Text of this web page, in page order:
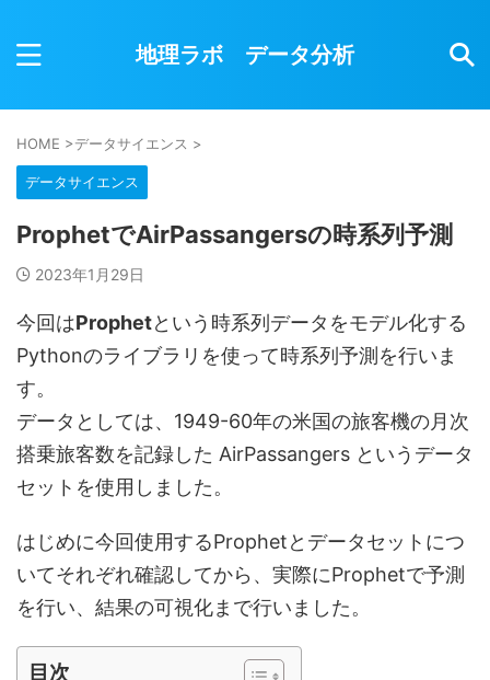
地理ラボ データ分析
HOME >データサイエンス >
データサイエンス
ProphetでAirPassangersの時系列予測
2023年1月29日
今回はProphetという時系列データをモデル化する
Pythonのライブラリを使って時系列予測を行いま
す。
データとしては、1949-60年の米国の旅客機の月次
搭乗旅客数を記録した AirPassangers というデータ
セットを使用しました。
はじめに今回使用するProphetとデータセットにつ
いてそれぞれ確認してから、実際にProphetで予測
を行い、結果の可視化まで行いました。
目次